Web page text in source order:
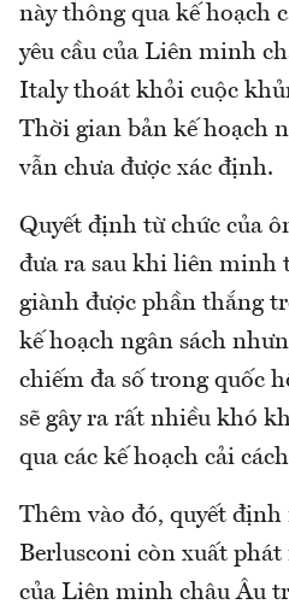
này thông qua kế hoạch
yêu cầu của Liên minh
Italy thoát khỏi cuộc
Thời gian bản kế hoạch
vẫn chưa được xác định.
Quyết định từ chức của
đưa ra sau khi liên minh
giành được phần thắng
kế hoạch ngân sách
chiếm đa số trong quốc
sẽ gây ra rất nhiều khó
qua các kế hoạch cải
Thêm vào đó, quyết định
Berlusconi còn xuất phát
của Liên minh châu Âu